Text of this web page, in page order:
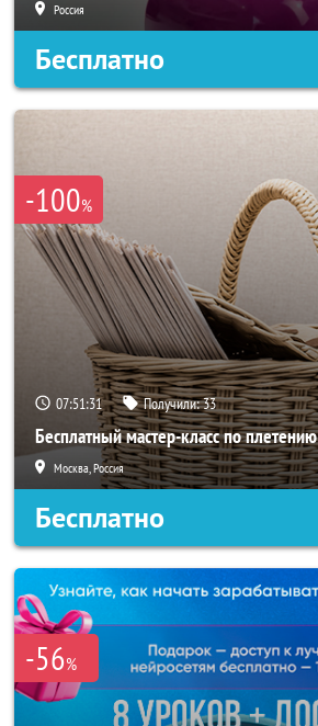
Россия
Бесплатно
-100%
07:51:29 Получили:33
Бесплатный мастер-класс по
Москва, Россия
Бесплатно
-56%